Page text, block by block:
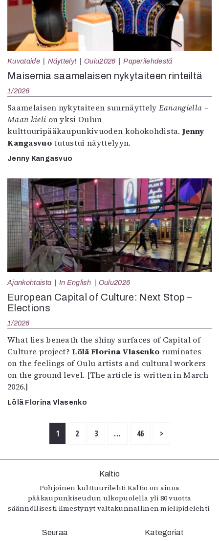
Kuvataide Näyttelyt Oulu2026 Paperilehdestä
Maisemia saamelaisen nykytaiteen rinteiltä
1/2026
Saamelaisen nykytaiteen suurnäyttely Eanangiella –
Maan kieli on yksi Oulun
kulttuuripääkaupunkivuoden kohokohdista.Jenny
Kangasvuotutustui näyttelyyn.
Jenny Kangasvuo
Ajankohtaista In English Oulu2026
European Capital of Culture: Next Stop –
Elections
1/2026
What lies beneath the shiny surfaces of Capital of
Culture project?Lölä Florina Vlasenko ruminates
on the feelings of Oulu artists and cultural workers
on the ground level. [The article is written in March
2026.]
Lölä Florina Vlasenko
1 2 3 … 46 >
Kaltio
Pohjoinen kulttuurilehti Kaltio on ainoa
pääkaupunkiseudun ulkopuolella yli 80 vuotta
säännöllisesti ilmestynyt valtakunnallinen mielipidelehti.
Seuraa Kategoriat